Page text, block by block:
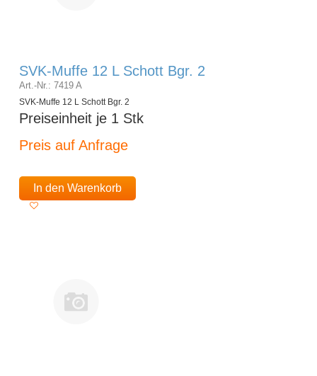
SVK-Muffe 12 L Schott Bgr. 2
Art.-Nr.: 7419 A
SVK-Muffe 12 L Schott Bgr. 2
Preiseinheit je 1 Stk
Preis auf Anfrage
In den Warenkorb